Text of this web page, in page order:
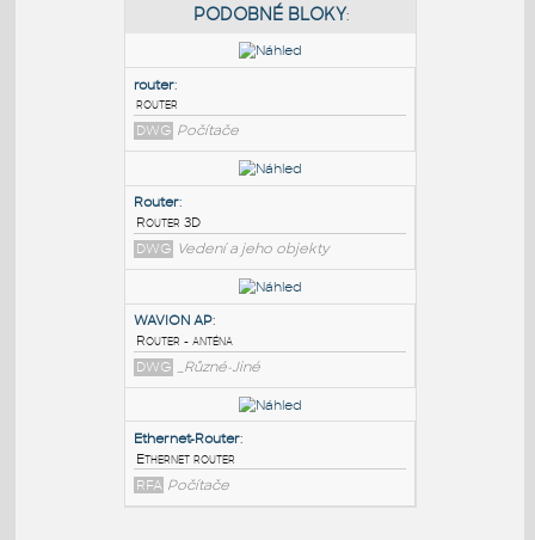
PODOBNÉ BLOKY:
router:
DWG Počítače
Router 3D
DWG Vedení a jeho objekty